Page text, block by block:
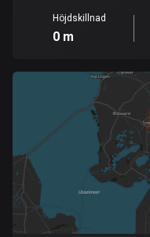
Azerbajdzjan
Bahamas
0 rutter
Bahrain
17 rutter
Bangladesh
Höjdskillnad
0 m